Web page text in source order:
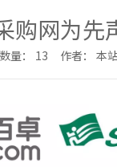
购网为
量： 13 作者： 本